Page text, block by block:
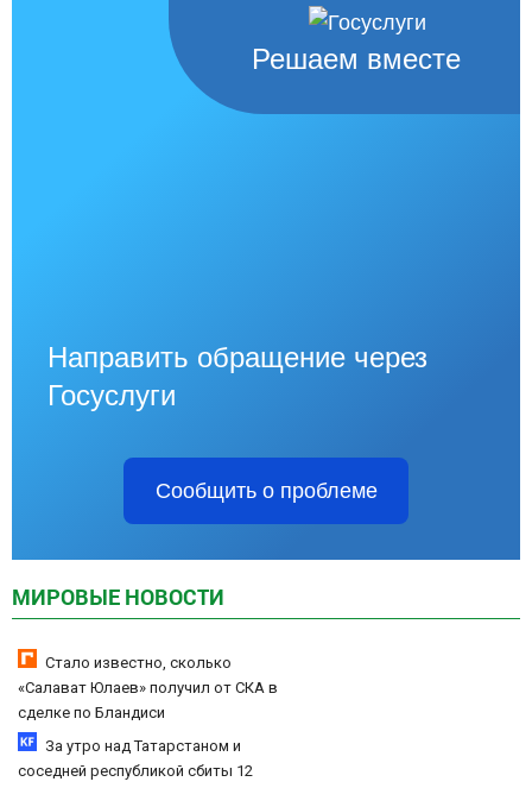
Решаем вместе
Направить обращение через
Госуслуги
Сообщить о проблеме
МИРОВЫЕ НОВОСТИ
Стало известно, сколько
«Салават Юлаев» получил от СКА в
сделке по Бландиси
За утро над Татарстаном и
соседней республикой сбиты 12